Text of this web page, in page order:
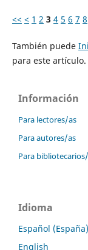
<< < 1 2 3 4 5 6 7 8
También puede
para este artículo.
Información
Para lectores/as
Para autores/as
Para
Idioma
Español (España)
English